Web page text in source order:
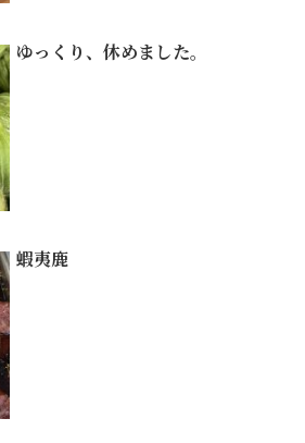
ゆっくり、休めました。
蝦夷鹿